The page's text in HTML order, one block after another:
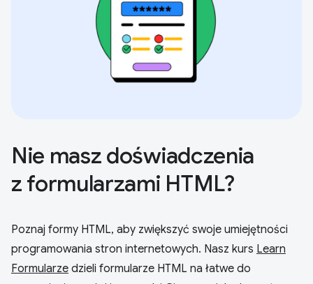
Nie masz doświadczenia
z formularzami HTML?
Poznaj formy HTML, aby zwiększyć swoje umiejętności
programowania stron internetowych. Nasz kurs Learn
Formularze dzieli formularze HTML na łatwe do